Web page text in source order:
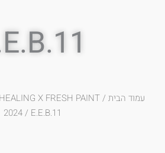
עמוד הבית/
X FRESH PAINT
2024/ E.E.B.11